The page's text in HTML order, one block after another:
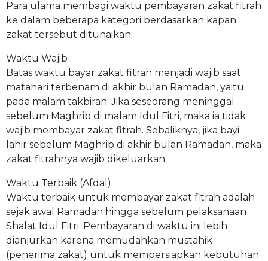
Para ulama membagi waktu pembayaran zakat fitrah
ke dalam beberapa kategori berdasarkan kapan
zakat tersebut ditunaikan.
Waktu Wajib
Batas waktu bayar zakat fitrah menjadi wajib saat
matahari terbenam di akhir bulan Ramadan, yaitu
pada malam takbiran. Jika seseorang meninggal
sebelum Maghrib di malam Idul Fitri, maka ia tidak
wajib membayar zakat fitrah. Sebaliknya, jika bayi
lahir sebelum Maghrib di akhir bulan Ramadan, maka
zakat fitrahnya wajib dikeluarkan.
Waktu Terbaik (Afdal)
Waktu terbaik untuk membayar zakat fitrah adalah
sejak awal Ramadan hingga sebelum pelaksanaan
Shalat Idul Fitri. Pembayaran di waktu ini lebih
dianjurkan karena memudahkan mustahik
(penerima zakat) untuk mempersiapkan kebutuhan